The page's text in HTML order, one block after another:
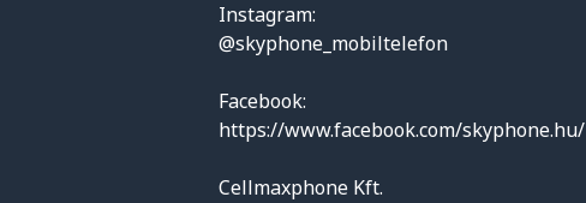
Instagram:
@skyphone_mobiltelefon
Facebook:
https://www.facebook.com/skyphone.hu/
Cellmaxphone Kft.